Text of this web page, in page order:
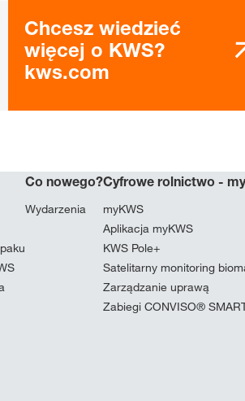
Chcesz wiedzieć
więcej o KWS?
kws.com
Co nowego?
Wydarzenia
Cyfrowe rolnictwo -
myKWS
Aplikacja myKWS
KWS Pole+
Satelitarny monitoring
Zarządzanie uprawą
Zabiegi CONVISO®